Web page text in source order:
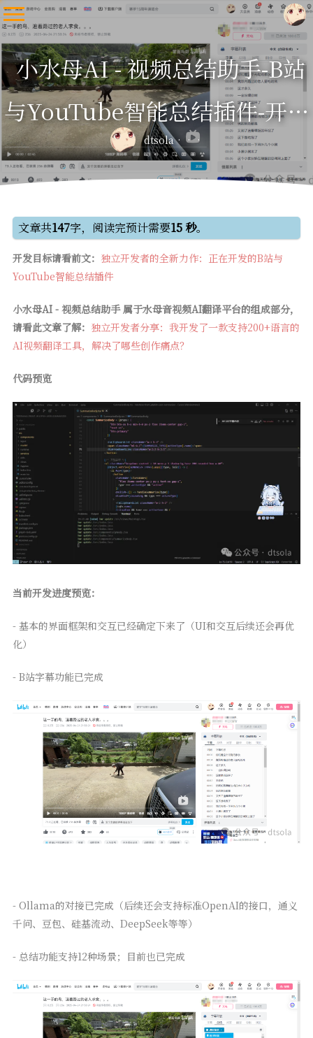
小水母AI - 视频总结助手-B站
与YouTube智能总结插件-开发
进度
dtsola
文章共147字，阅读完预计需要15 秒。
开发目标请看前文： 独立开发者的全新力作：正在开发的B站与
YouTube智能总结插件
小水母AI - 视频总结助手 属于水母音视频AI翻译平台的组成部分，
请看此文章了解： 独立开发者分享：我开发了一款支持200+语言的
AI视频翻译工具，解决了哪些创作痛点？
代码预览
当前开发进度预览：
- 基本的界面框架和交互已经确定下来了（UI和交互后续还会再优
化）
- B站字幕功能已完成
- Ollama的对接已完成（后续还会支持标准OpenAI的接口，通义
千问、豆包、硅基流动、DeepSeek等等）
- 总结功能支持12种场景；目前也已完成